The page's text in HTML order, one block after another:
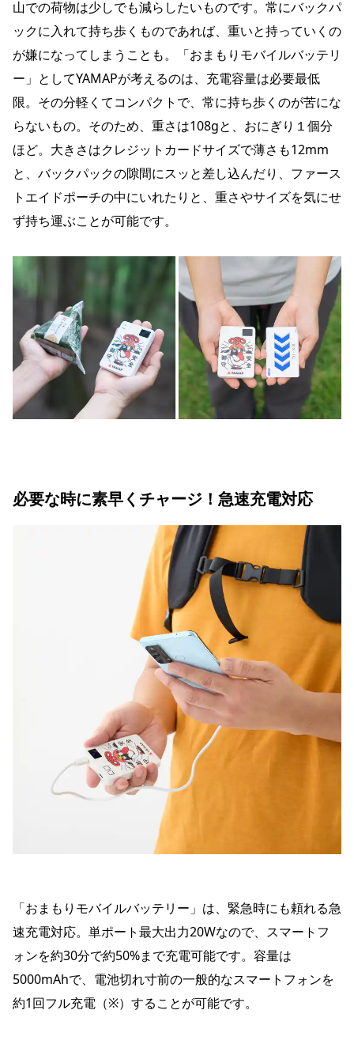
山での荷物は少しでも減らしたいものです。常にバックパ
ックに入れて持ち歩くものであれば、重いと持っていくの
が嫌になってしまうことも。「おまもりモバイルバッテリ
ー」としてYAMAPが考えるのは、充電容量は必要最低
限。その分軽くてコンパクトで、常に持ち歩くのが苦にな
らないもの。そのため、重さは108gと、おにぎり１個分
ほど。大きさはクレジットカードサイズで薄さも12mm
と、バックパックの隙間にスッと差し込んだり、ファース
トエイドポーチの中にいれたりと、重さやサイズを気にせ
ず持ち運ぶことが可能です。
必要な時に素早くチャージ！急速充電対応
「おまもりモバイルバッテリー」は、緊急時にも頼れる急
速充電対応。単ポート最大出力20Wなので、スマートフ
ォンを約30分で約50%まで充電可能です。容量は
5000mAhで、電池切れ寸前の一般的なスマートフォンを
約1回フル充電（※）することが可能です。